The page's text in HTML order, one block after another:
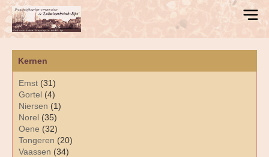
Kernen
Emst (31)
Gortel (4)
Niersen (1)
Norel (35)
Oene (32)
Tongeren (20)
Vaassen (34)